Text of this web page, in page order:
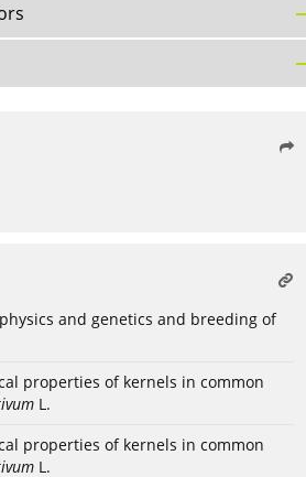
and genetics and breeding of
properties of kernels in common
L.
properties of kernels in common
L.